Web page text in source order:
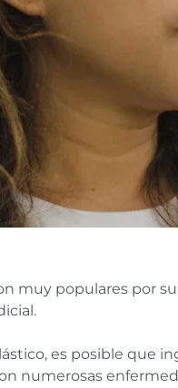
muy populares por
es posible que
numerosas